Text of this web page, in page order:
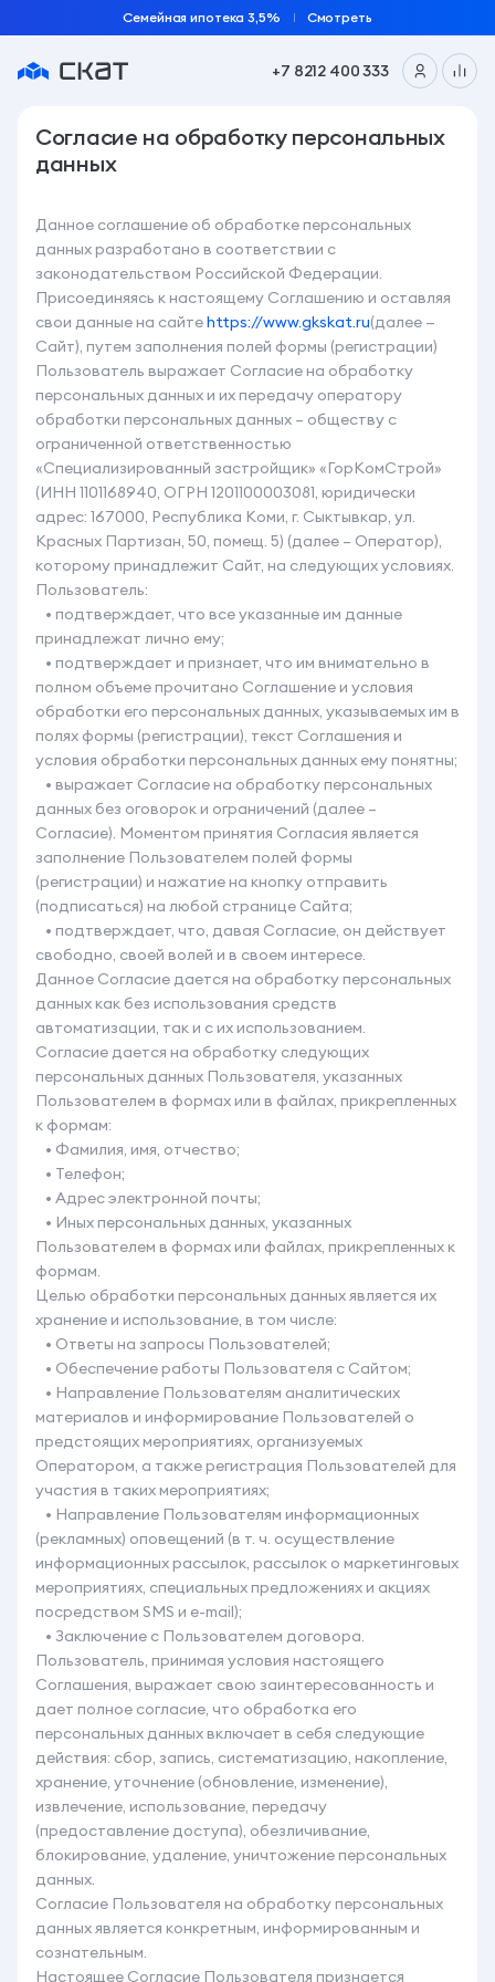
Семейная ипотека 3,5% Смотреть
+7 8212 400 333
Согласие на обработку персональных
данных
Данное соглашение об обработке персональных
данных разработано в соответствии с
законодательством Российской Федерации.
Присоединяясь к настоящему Соглашению и оставляя
свои данные на сайтеhttps://www.gkskat.ru(далее —
Сайт), путем заполнения полей формы (регистрации)
Пользователь выражает Согласие на обработку
персональных данных и их передачу оператору
обработки персональных данных – обществу с
ограниченной ответственностью
«Специализированный застройщик» «ГорКомСтрой»
(ИНН 1101168940, ОГРН 1201100003081, юридически
адрес: 167000, Республика Коми, г. Сыктывкар, ул.
Красных Партизан, 50, помещ. 5) (далее – Оператор),
которому принадлежит Сайт, на следующих условиях.
Пользователь:
• подтверждает, что все указанные им данные
принадлежат лично ему;
• подтверждает и признает, что им внимательно в
полном объеме прочитано Соглашение и условия
обработки его персональных данных, указываемых им в
полях формы (регистрации), текст Соглашения и
условия обработки персональных данных ему понятны;
• выражает Согласие на обработку персональных
данных без оговорок и ограничений (далее –
Согласие). Моментом принятия Согласия является
заполнение Пользователем полей формы
(регистрации) и нажатие на кнопку отправить
(подписаться) на любой странице Сайта;
• подтверждает, что, давая Согласие, он действует
свободно, своей волей и в своем интересе.
Данное Согласие дается на обработку персональных
данных как без использования средств
автоматизации, так и с их использованием.
Согласие дается на обработку следующих
персональных данных Пользователя, указанных
Пользователем в формах или в файлах, прикрепленных
к формам:
• Фамилия, имя, отчество;
• Телефон;
• Адрес электронной почты;
• Иных персональных данных, указанных
Пользователем в формах или файлах, прикрепленных к
формам.
Целью обработки персональных данных является их
хранение и использование, в том числе:
• Ответы на запросы Пользователей;
• Обеспечение работы Пользователя с Сайтом;
• Направление Пользователям аналитических
материалов и информирование Пользователей о
предстоящих мероприятиях, организуемых
Оператором, а также регистрация Пользователей для
участия в таких мероприятиях;
• Направление Пользователям информационных
(рекламных) оповещений (в т. ч. осуществление
информационных рассылок, рассылок о маркетинговых
мероприятиях, специальных предложениях и акциях
посредством SMS и e-mail);
• Заключение с Пользователем договора.
Пользователь, принимая условия настоящего
Соглашения, выражает свою заинтересованность и
дает полное согласие, что обработка его
персональных данных включает в себя следующие
действия: сбор, запись, систематизацию, накопление,
хранение, уточнение (обновление, изменение),
извлечение, использование, передачу
(предоставление доступа), обезличивание,
блокирование, удаление, уничтожение персональных
данных.
Согласие Пользователя на обработку персональных
данных является конкретным, информированным и
сознательным.
Настоящее Согласие Пользователя признается